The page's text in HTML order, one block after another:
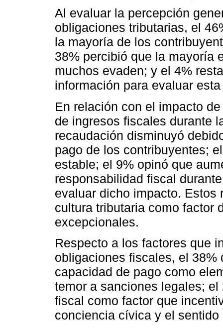
Al evaluar la percepción
obligaciones tributarias, el
la mayoría de los
38% percibió que la mayoría
muchos evaden; y el 4%
información para evaluar
En relación con el impacto
de ingresos fiscales durante
recaudación disminuyó
pago de los contribuyentes;
estable; el 9% opinó que
responsabilidad fiscal
evaluar dicho impacto. Estos
cultura tributaria como factor
excepcionales.
Respecto a los factores que
obligaciones fiscales, el
capacidad de pago como
temor a sanciones legales;
fiscal como factor que
conciencia cívica y el